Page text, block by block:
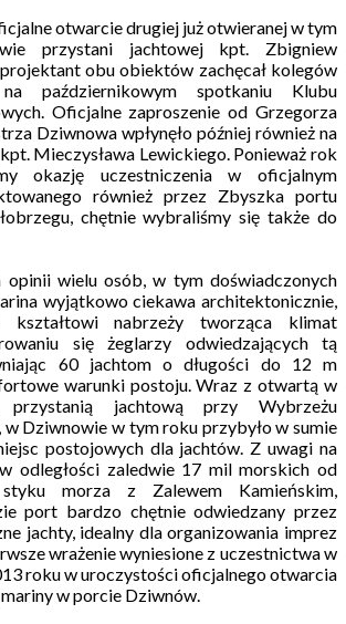
otwarcie drugiej już otwieranej w tym
przystani jachtowej kpt. Zbigniew
obu obiektów zachęcał kolegów
październikowym spotkaniu Klubu
Oficjalne zaproszenie od Grzegorza
Dziwnowa wpłynęło później również na
Mieczysława Lewickiego. Ponieważ rok
okazję uczestniczenia w oficjalnym
również przez Zbyszka portu
chętnie wybraliśmy się także do
opinii wielu osób, w tym doświadczonych
wyjątkowo ciekawa architektonicznie,
kształtowi nabrzeży tworząca klimat
się żeglarzy odwiedzających tą
60 jachtom o długości do 12 m
warunki postoju. Wraz z otwartą w
przystanią jachtową przy Wybrzeżu
Dziwnowie w tym roku przybyło w sumie
postojowych dla jachtów. Z uwagi na
odległości zaledwie 17 mil morskich od
morza z Zalewem Kamieńskim,
port bardzo chętnie odwiedzany przez
jachty, idealny dla organizowania imprez
wrażenie wyniesione z uczestnictwa w
roku w uroczystości oficjalnego otwarcia
w porcie Dziwnów.